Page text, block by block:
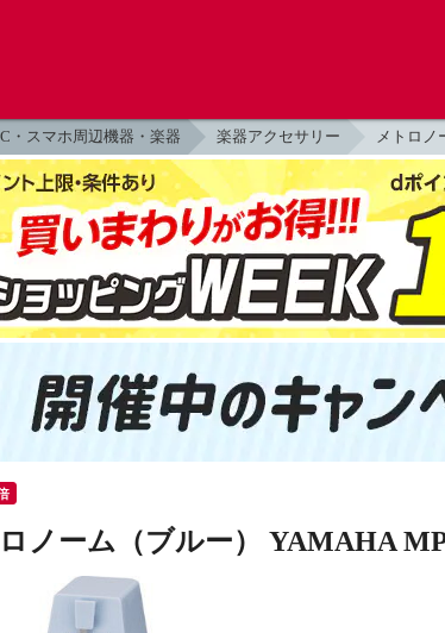
・スマホ周辺機器・楽器 楽器アクセサリー メトロノ
ノーム（ブルー） YAMAHA